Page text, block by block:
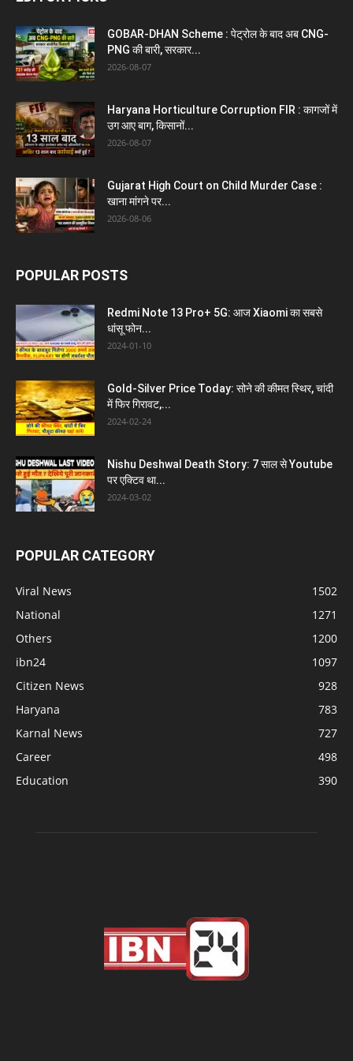
GOBAR-DHAN Scheme : पेट्रोल के बाद अब CNG-
PNG की बारी, सरकार...
2026-08-07
Haryana Horticulture Corruption FIR : कागजों में
उग आए बाग, किसानों...
2026-08-07
Gujarat High Court on Child Murder Case :
खाना मांगने पर...
2026-08-06
POPULAR POSTS
Redmi Note 13 Pro+ 5G: आज Xiaomi का सबसे
धांसू फोन...
2024-01-10
Gold-Silver Price Today: सोने की कीमत स्थिर, चांदी
में फिर गिरावट,...
2024-02-24
Nishu Deshwal Death Story: 7 साल से Youtube
पर एक्टिव था...
2024-03-02
POPULAR CATEGORY
Viral News
1502
National
1271
Others
1200
ibn24
1097
Citizen News
928
Haryana
783
Karnal News
727
Career
498
Education
390